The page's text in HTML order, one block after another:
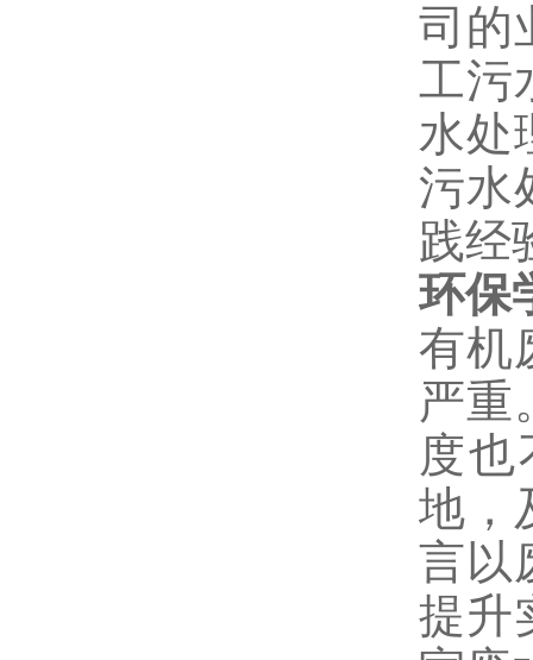
司的
工污
水处
污水
践经
环保
有机
严重
度
地，
言以
提升